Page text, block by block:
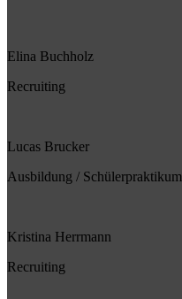
Elina Buchholz
Recruiting
Lucas Brucker
Ausbildung / Schülerpraktikum
Kristina Herrmann
Recruiting